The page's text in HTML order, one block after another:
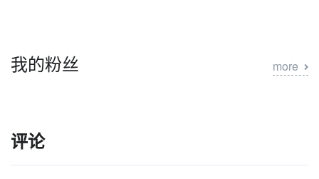
我的粉丝 more
评论